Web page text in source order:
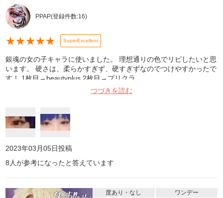
PPAP(登録件数:16)
★★★★★ SuperExcellent
銀魂の女の子キャラに使いました。 理想通りの色でリピしたいと思
います。 硬さは、柔らかすぎず、硬すぎずなのでつけやすかったで
す！ 1枚目→beautyplus 2枚目→プリクラ
つづきを読む
2023年03月05日投稿
8 人が参考になったと答えています
度あり・なし
ワンデー